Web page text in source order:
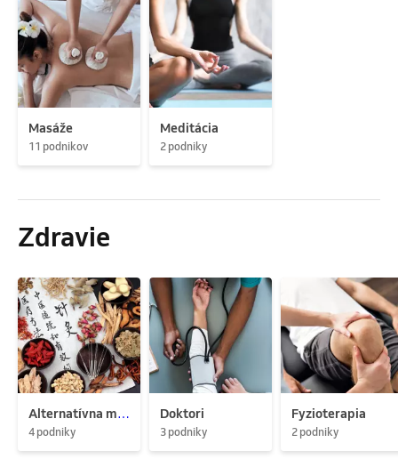
Masáže
11 podnikov
Meditácia
2 podniky
Zdravie
Alternatívna medicína
4 podniky
Doktori
3 podniky
Fyzioterapia
2 podniky